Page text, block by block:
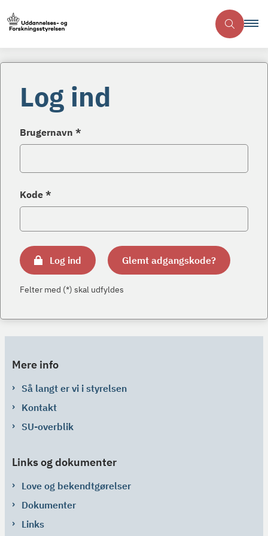
Log ind
Brugernavn *
Kode *
Log ind Glemt adgangskode?
Felter med (*) skal udfyldes
Mere info
Så langt er vi i styrelsen
Kontakt
SU-overblik
Links og dokumenter
Love og bekendtgørelser
Dokumenter
Links